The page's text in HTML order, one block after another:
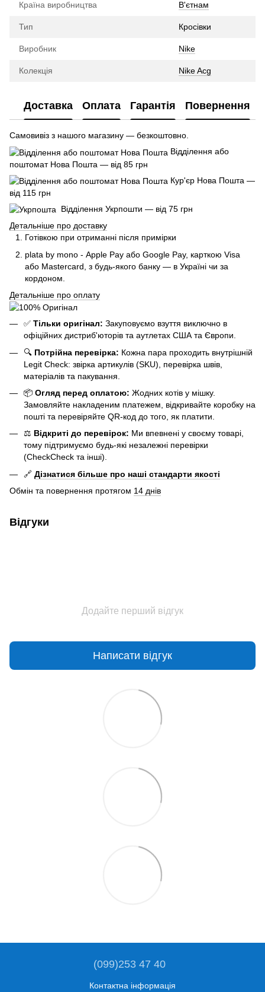
Країна виробництва В'єтнам
Тип Кросівки
Виробник Nike
Колекція Nike Acg
Доставка Оплата Гарантія Повернення
Самовивіз з нашого магазину — безкоштовно.
Відділення або
поштомат Нова Пошта — від 85 грн
Кур'єр Нова Пошта —
від 115 грн
Відділення Укрпошти — від 75 грн
Детальніше про доставку
Готівкою при отриманні після примірки
plata by mono - Apple Pay або Google Pay, карткою Visa
або Mastercard, з будь-якого банку — в Україні чи за
кордоном.
Детальніше про оплату
✅ Тільки оригінал: Закуповуємо взуття виключно в
офіційних дистриб'юторів та аутлетах США та Європи.
🔍 Потрійна перевірка: Кожна пара проходить внутрішній
Legit Check: звірка артикулів (SKU), перевірка швів,
матеріалів та пакування.
📦 Огляд перед оплатою: Жодних котів у мішку.
Замовляйте накладеним платежем, відкривайте коробку на
пошті та перевіряйте QR-код до того, як платити.
⚖️ Відкриті до перевірок: Ми впевнені у своєму товарі,
тому підтримуємо будь-які незалежні перевірки
(CheckCheck та інші).
🔗 Дізнатися більше про наші стандарти якості
Обмін та повернення протягом 14 днів
Відгуки
Додайте перший відгук
Написати відгук
(099)253 47 40
Контактна інформація